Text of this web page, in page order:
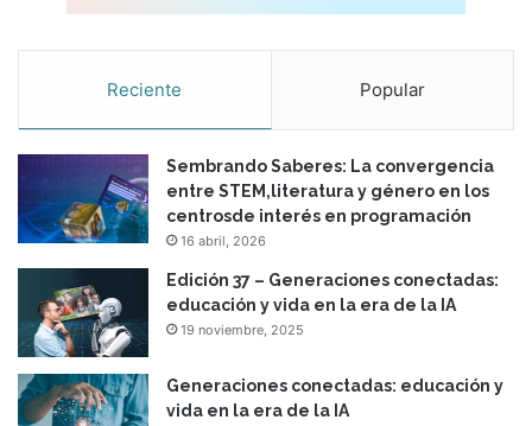
Reciente Popular
Sembrando Saberes: La convergencia
entre STEM,literatura y género en los
centrosde interés en programación
16 abril, 2026
Edición 37 – Generaciones conectadas:
educación y vida en la era de la IA
19 noviembre, 2025
Generaciones conectadas: educación y
vida en la era de la IA